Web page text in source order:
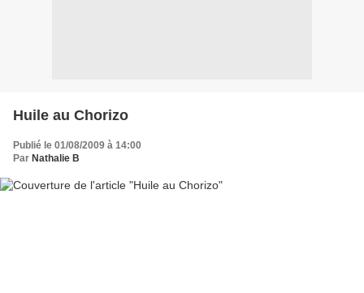
Huile au Chorizo
Publié le 01/08/2009 à 14:00
Par Nathalie B